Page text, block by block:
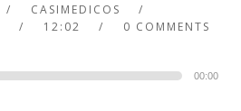
CASIMEDICOS
12:02 0 COMMENTS
00:00